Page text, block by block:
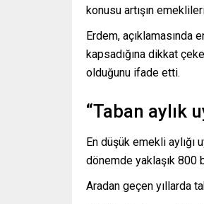
konusu artışın
Erdem, açıklamasında
kapsadığına dikkat
olduğunu ifade etti.
“Taban aylık
En düşük emekli aylığı
dönemde yaklaşık 800
Aradan geçen yıllarda